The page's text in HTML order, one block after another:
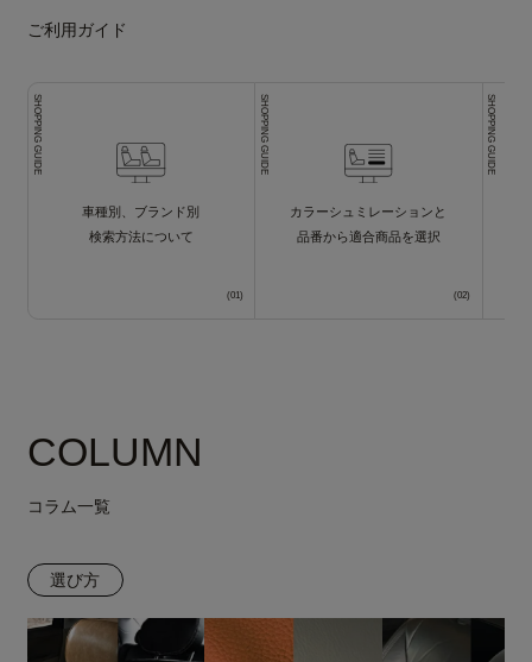
ご利用ガイド
SHOPPING GUIDE
車種別、ブランド別
検索方法について
SHOPPING GUIDE
カラーシュミレーションと
品番から適合商品を選択
SHOPPING GUIDE
COLUMN
コラム一覧
選び方